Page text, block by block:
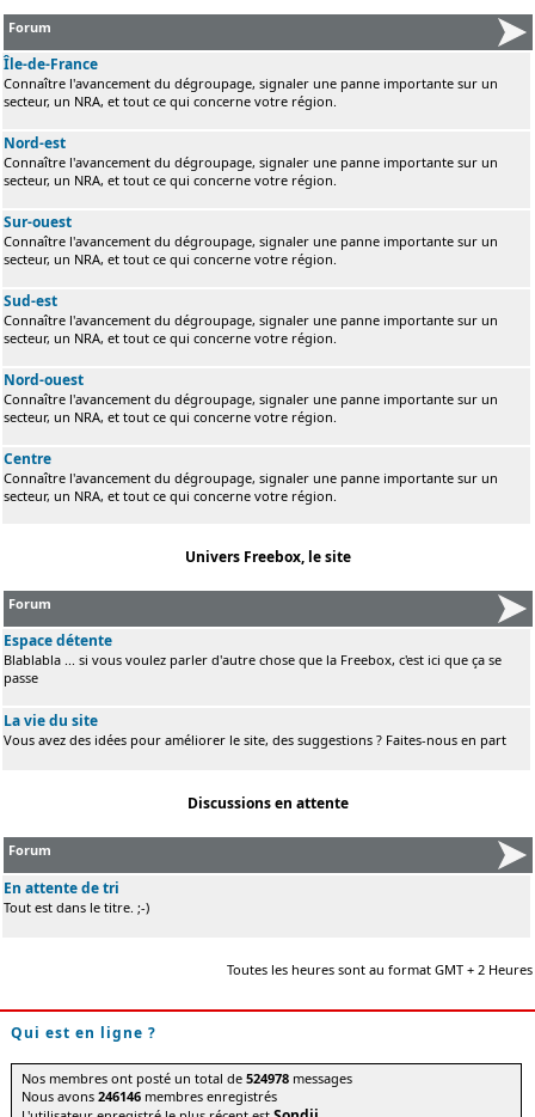
Forum
Île-de-France
Connaître l'avancement du dégroupage, signaler une panne importante sur un
secteur, un NRA, et tout ce qui concerne votre région.
Nord-est
Connaître l'avancement du dégroupage, signaler une panne importante sur un
secteur, un NRA, et tout ce qui concerne votre région.
Sur-ouest
Connaître l'avancement du dégroupage, signaler une panne importante sur un
secteur, un NRA, et tout ce qui concerne votre région.
Sud-est
Connaître l'avancement du dégroupage, signaler une panne importante sur un
secteur, un NRA, et tout ce qui concerne votre région.
Nord-ouest
Connaître l'avancement du dégroupage, signaler une panne importante sur un
secteur, un NRA, et tout ce qui concerne votre région.
Centre
Connaître l'avancement du dégroupage, signaler une panne importante sur un
secteur, un NRA, et tout ce qui concerne votre région.
Univers Freebox, le site
Forum
Espace détente
Blablabla ... si vous voulez parler d'autre chose que la Freebox, c'est ici que ça se
passe
La vie du site
Vous avez des idées pour améliorer le site, des suggestions ? Faites-nous en part
Discussions en attente
Forum
En attente de tri
Tout est dans le titre. ;-)
Toutes les heures sont au format GMT + 2 Heures
Qui est en ligne ?
Nos membres ont posté un total de524978 messages
Nous avons246146 membres enregistrés